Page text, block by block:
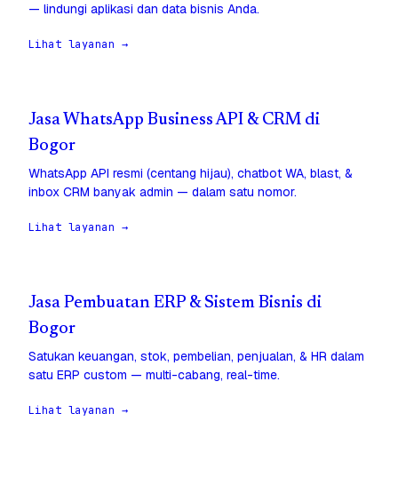
— lindungi aplikasi dan data bisnis Anda.
Lihat layanan →
Jasa WhatsApp Business API & CRM di
Bogor
WhatsApp API resmi (centang hijau), chatbot WA, blast, &
inbox CRM banyak admin — dalam satu nomor.
Lihat layanan →
Jasa Pembuatan ERP & Sistem Bisnis di
Bogor
Satukan keuangan, stok, pembelian, penjualan, & HR dalam
satu ERP custom — multi-cabang, real-time.
Lihat layanan →